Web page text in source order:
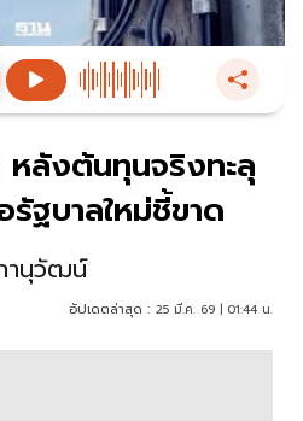
หลังต้นทุนจริงทะลุ
ฐบาลใหม่ชี้ขาด
านุวัฒน์
อัปเดตล่าสุด : 25 มี.ค. 69 | 01:44 น.